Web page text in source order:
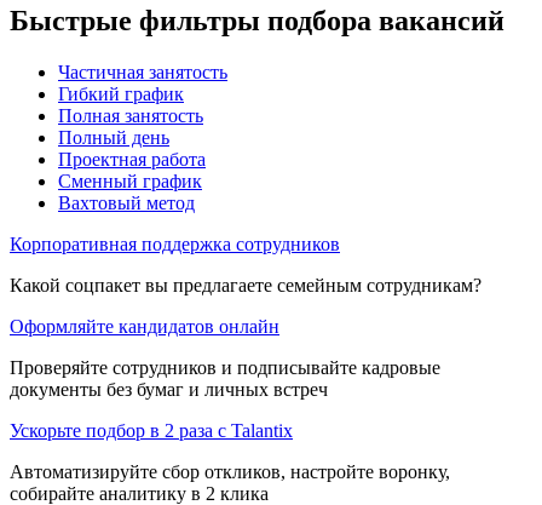
Быстрые фильтры подбора вакансий
Частичная занятость
Гибкий график
Полная занятость
Полный день
Проектная работа
Сменный график
Вахтовый метод
Корпоративная поддержка сотрудников
Какой соцпакет вы предлагаете семейным сотрудникам?
Оформляйте кандидатов онлайн
Проверяйте сотрудников и подписывайте кадровые
документы без бумаг и личных встреч
Ускорьте подбор в 2 раза с Talantix
Автоматизируйте сбор откликов, настройте воронку,
собирайте аналитику в 2 клика